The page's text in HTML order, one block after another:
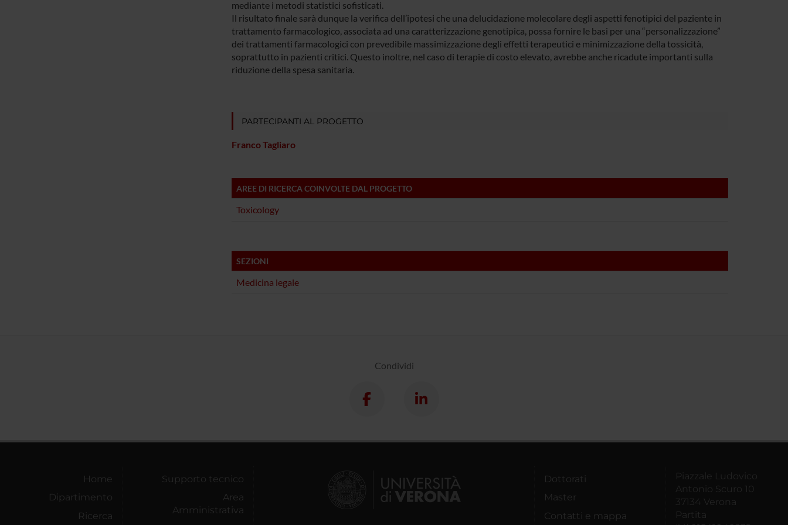
mediante i metodi statistici sofisticati.
Il risultato finale sarà dunque la verifica dell’ipotesi che una delucidazione molecolare degli aspetti fenotipici del paziente in
trattamento farmacologico, associata ad una caratterizzazione genotipica, possa fornire le basi per una “personalizzazione”
dei trattamenti farmacologici con prevedibile massimizzazione degli effetti terapeutici e minimizzazione della tossicità,
soprattutto in pazienti critici. Questo inoltre, nel caso di terapie di costo elevato, avrebbe anche ricadute importanti sulla
riduzione della spesa sanitaria.
PARTECIPANTI AL PROGETTO
Franco Tagliaro
AREE DI RICERCA COINVOLTE DAL PROGETTO
Toxicology
SEZIONI
Medicina legale
Condividi
Home
Dipartimento
Ricerca
Supporto tecnico
Area
Amministrativa
Dottorati
Master
Contatti e mappa
Piazzale Ludovico
Antonio Scuro 10
37134 Verona
Partita